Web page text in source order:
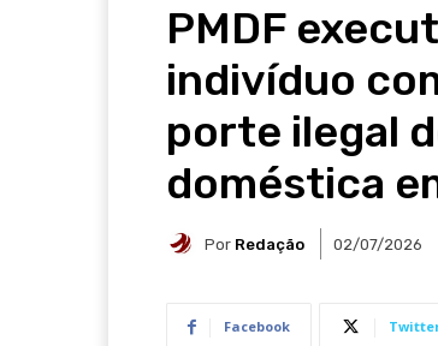
PMDF
indivíduo
porte ilegal
doméstica
Por Redação 02/07/2026
Facebook